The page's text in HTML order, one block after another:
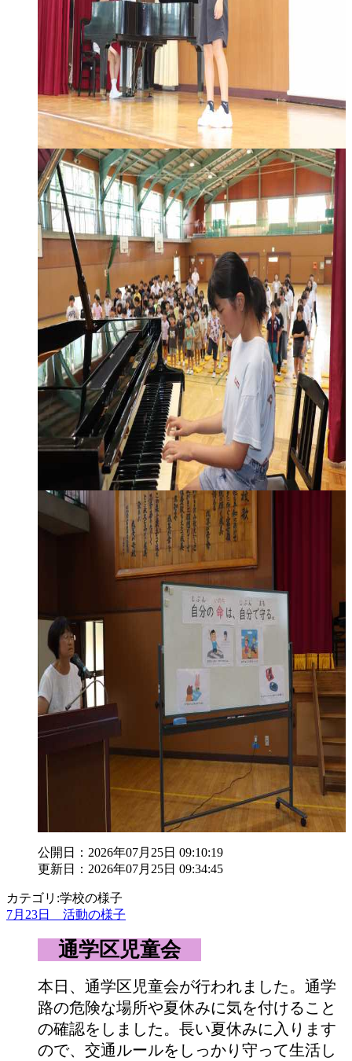
公開日：2026年07月25日 09:10:19
更新日：2026年07月25日 09:34:45
カテゴリ:学校の様子
7月23日 活動の様子
通学区児童会
本日、通学区児童会が行われました。通学
路の危険な場所や夏休みに気を付けること
の確認をしました。長い夏休みに入ります
ので、交通ルールをしっかり守って生活し